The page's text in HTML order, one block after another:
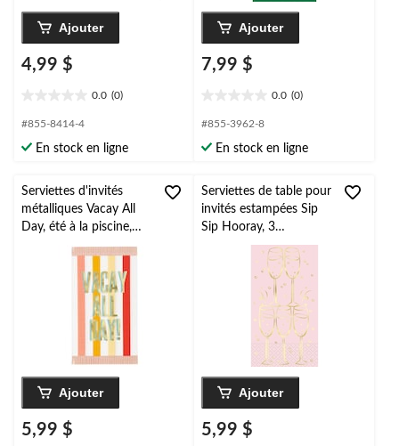
Ajouter
4,99 $
0.0 (0)
étoile(s)
5.
#855-8414-4
En stock en ligne
Ajouter
7,99 $
0.0 (0)
étoile(s)
5.
#855-3962-8
En stock en ligne
Serviettes d'invités
métalliques Vacay All
Day, été à la piscine,
Ajouter
5,99 $
Serviettes de table pour
invités estampées Sip
Sip Hooray, 3
épaisseurs, pour
enterrement de vie de
jeune fille ou fête
prénuptiale, rose et
Ajouter
5,99 $